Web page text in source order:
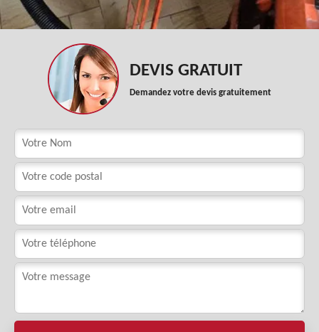
DEVIS GRATUIT
Demandez votre devis gratuitement